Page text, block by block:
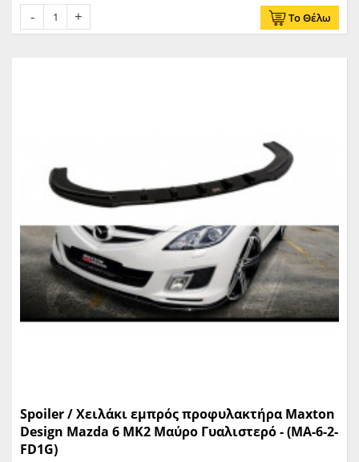
Το Θέλω
Spoiler / Χειλάκι εμπρός προφυλακτήρα Maxton
Design Mazda 6 MK2 Μαύρο Γυαλιστερό - (MA-6-2-
FD1G)